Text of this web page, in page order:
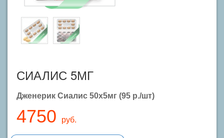
СИАЛИС 5МГ
Дженерик Сиалис 50x5мг (95 р./шт)
4750 руб.